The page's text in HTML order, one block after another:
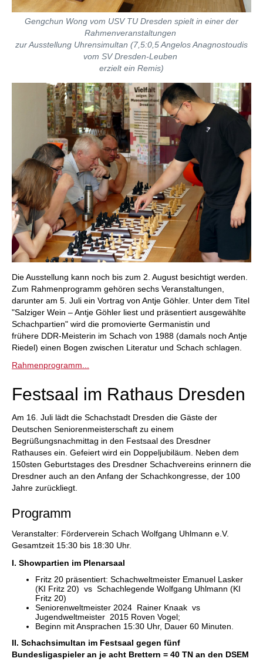
Gengchun Wong vom USV TU Dresden spielt in einer der
Rahmenveranstaltungen
zur Ausstellung Uhrensimultan (7,5:0,5 Angelos Anagnostoudis
vom SV Dresden-Leuben
erzielt ein Remis)
Die Ausstellung kann noch bis zum 2. August besichtigt werden.
Zum Rahmenprogramm gehören sechs Veranstaltungen,
darunter am 5. Juli ein Vortrag von Antje Göhler. Unter dem Titel
"Salziger Wein – Antje Göhler liest und präsentiert ausgewählte
Schachpartien" wird die promovierte Germanistin und
frühere DDR-Meisterin im Schach von 1988 (damals noch Antje
Riedel) einen Bogen zwischen Literatur und Schach schlagen.
Rahmenprogramm...
Festsaal im Rathaus Dresden
Am 16. Juli lädt die Schachstadt Dresden die Gäste der
Deutschen Seniorenmeisterschaft zu einem
Begrüßungsnachmittag in den Festsaal des Dresdner
Rathauses ein. Gefeiert wird ein Doppeljubiläum. Neben dem
150sten Geburtstages des Dresdner Schachvereins erinnern die
Dresdner auch an den Anfang der Schachkongresse, der 100
Jahre zurückliegt.
Programm
Veranstalter: Förderverein Schach Wolfgang Uhlmann e.V.
Gesamtzeit 15:30 bis 18:30 Uhr.
I. Showpartien im Plenarsaal
Fritz 20 präsentiert: Schachweltmeister Emanuel Lasker
(KI Fritz 20) vs Schachlegende Wolfgang Uhlmann (KI
Fritz 20)
Seniorenweltmeister 2024 Rainer Knaak vs
Jugendweltmeister 2015 Roven Vogel;
Beginn mit Ansprachen 15:30 Uhr, Dauer 60 Minuten.
II. Schachsimultan im Festsaal gegen fünf
Bundesligaspieler an je acht Brettern = 40 TN an den DSEM